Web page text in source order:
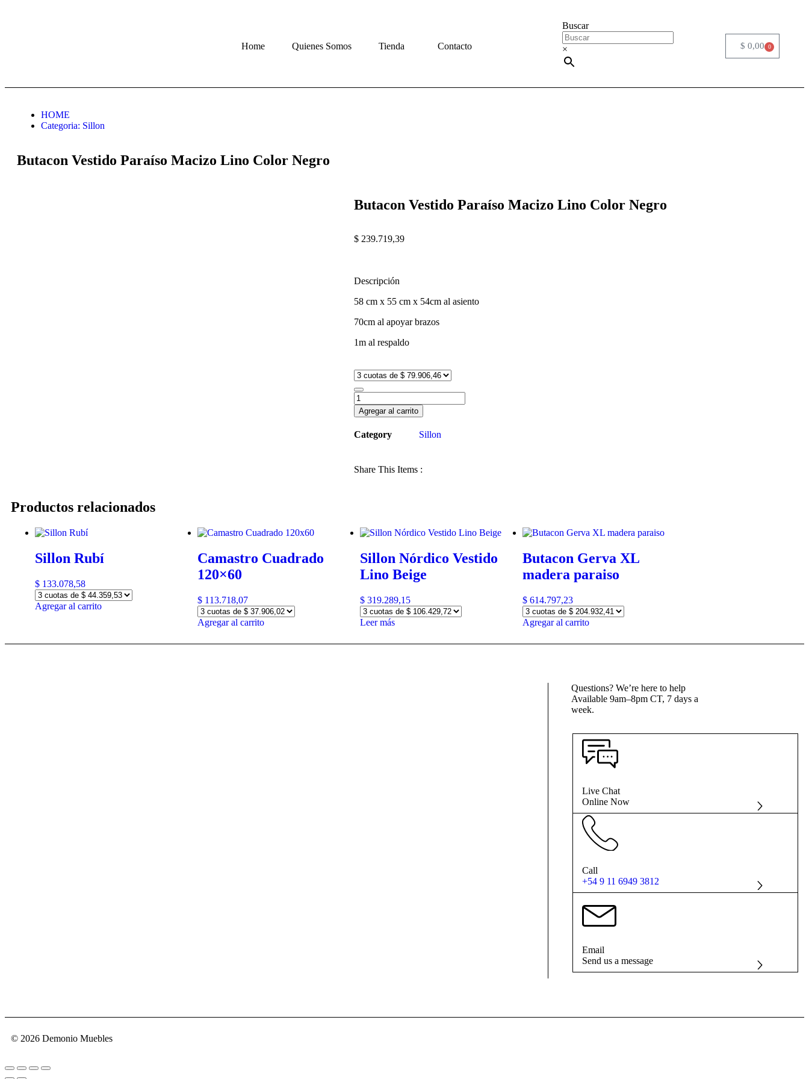
Home Quienes Somos Tienda Contacto
Buscar
× $ 0,00 0
HOME
Categoria: Sillon
Butacon Vestido Paraíso Macizo Lino Color Negro
Butacon Vestido Paraíso Macizo Lino Color Negro
$ 239.719,39
Descripción
58 cm x 55 cm x 54cm al asiento
70cm al apoyar brazos
1m al respaldo
Agregar al carrito
Category Sillon
Share This Items :
Productos relacionados
Sillon Rubí
$ 133.078,58
Agregar al carrito
Camastro Cuadrado
120×60
$ 113.718,07
Agregar al carrito
Sillon Nórdico Vestido
Lino Beige
$ 319.289,15
Leer más
Butacon Gerva XL
madera paraiso
$ 614.797,23
Agregar al carrito
Questions? We’re here to help
Available 9am–8pm CT, 7 days a
week.
Live Chat
Online Now
Call
+54 9 11 6949 3812
Email
Send us a message
© 2026 Demonio Muebles